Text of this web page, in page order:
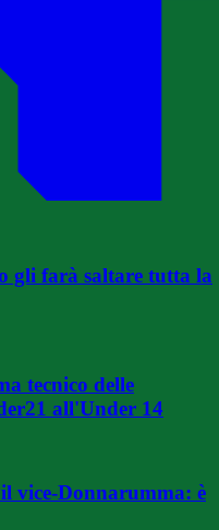
gli farà saltare tutta la
tecnico delle
all'Under 14
vice-Donnarumma: è